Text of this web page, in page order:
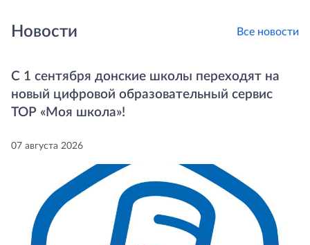
Новости Все новости
С 1 сентября донские школы переходят на
новый цифровой образовательный сервис
ТОР «Моя школа»!
07 августа 2026